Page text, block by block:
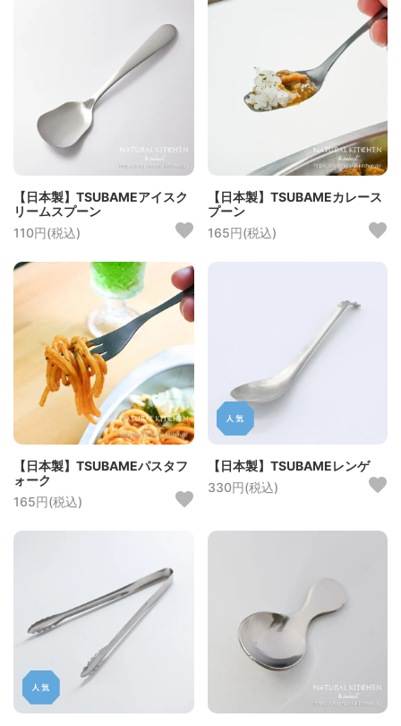
【日本製】TSUBAMEアイスク
リームスプーン
110円(税込)
【日本製】TSUBAMEカレース
プーン
165円(税込)
【日本製】TSUBAMEパスタフ
ォーク
165円(税込)
【日本製】TSUBAMEレンゲ
330円(税込)